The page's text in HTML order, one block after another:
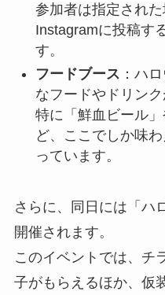
参加者は指定された
Instagramに投稿す
す。
フードブース ：ハ
なフードやドリンク
特に「鮮血ビール
ど、ここでしか味
っています。
さらに、同日には「ハ
開催されます。
このイベントでは、チ
子がもらえるほか、仮